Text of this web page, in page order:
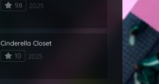
9.8
2025
Cinderella Closet
10
2025